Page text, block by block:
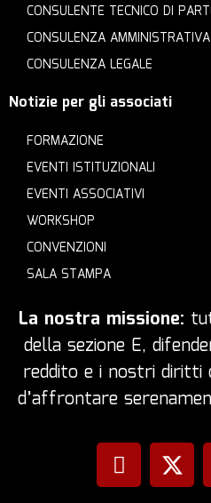
CONSULENTE TECNICO DI
CONSULENZA AMMINISTRATIVA
CONSULENZA LEGALE
Notizie per gli associati
FORMAZIONE
EVENTI ISTITUZIONALI
EVENTI ASSOCIATIVI
WORKSHOP
CONVENZIONI
SALA STAMPA
La nostra missione:
della sezione E,
reddito e i nostri diritti
d’affrontare